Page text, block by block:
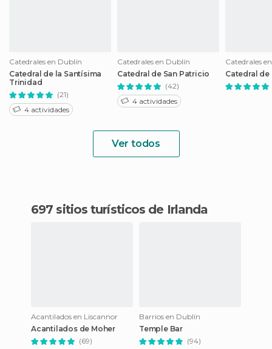
Catedrales en Dublín
Catedral de la Santísima
Trinidad
(21)
4 actividades
Catedrales en Dublín
Catedral de San Patricio
(42)
4 actividades
Catedrales
Catedral de
Ver todos
697 sitios turísticos de Irlanda
Acantilados en Liscannor
Acantilados de Moher
(69)
Barrios en Dublín
Temple Bar
(94)